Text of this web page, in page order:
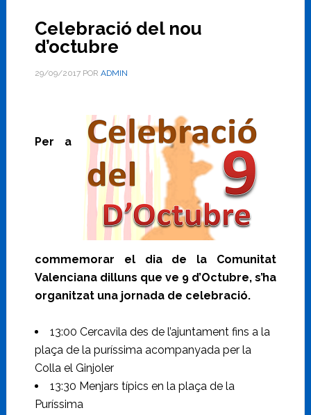
Celebració del nou
d’octubre
29/09/2017POR ADMIN
Per a
commemorar el dia de la Comunitat
Valenciana dilluns que ve 9 d’Octubre, s’ha
organitzat una jornada de celebració.
13:00 Cercavila des de l’ajuntament fins a la
plaça de la puríssima acompanyada per la
Colla el Ginjoler
13:30 Menjars típics en la plaça de la
Puríssima